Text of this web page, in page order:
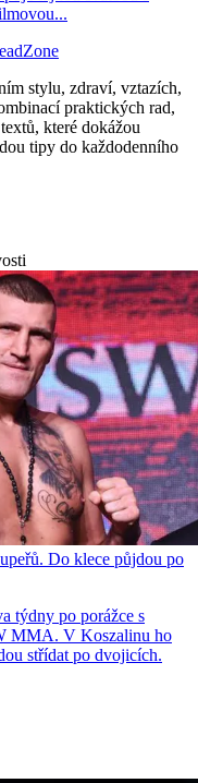
stylu, zdraví, vztazích,
praktických rad,
které dokážou
tipy do každodenního
Do klece půjdou po
týdny po porážce s
MMA. V Koszalinu ho
střídat po dvojicích.